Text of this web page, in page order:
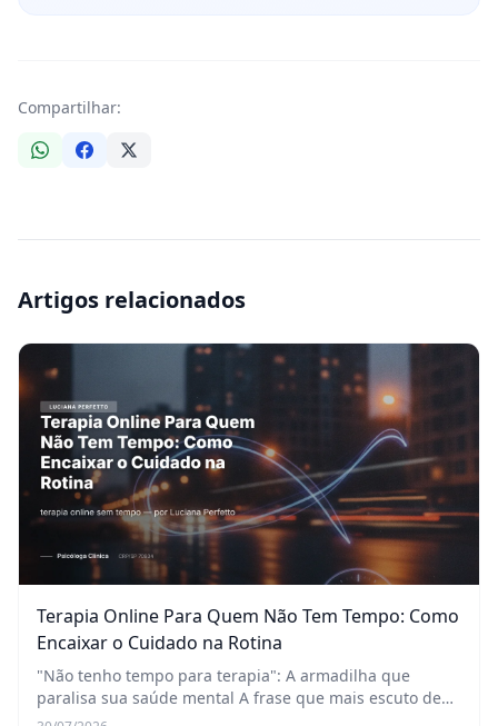
Compartilhar:
Artigos relacionados
Terapia Online Para Quem Não Tem Tempo: Como
Encaixar o Cuidado na Rotina
"Não tenho tempo para terapia": A armadilha que
paralisa sua saúde mental A frase que mais escuto de
novos pacientes, e de pessoas que adiam o cuidado com